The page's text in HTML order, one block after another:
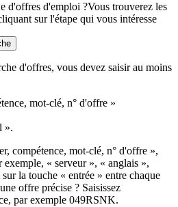
d'offres d'emploi ?Vous trouverez les
sur l'étape qui vous intéresse
d'offres, vous devez saisir au moins
mot-clé, n° d'offre »
».
compétence, mot-clé, n° d'offre »,
exemple, « serveur », « anglais »,
la touche « entrée » entre chaque
offre précise ? Saisissez
par exemple 049RSNK.